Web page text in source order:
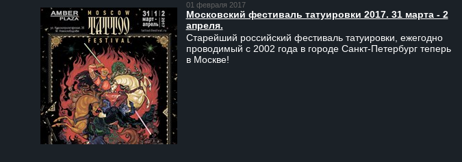
01 февраля 2017
Московский фестиваль татуировки 2017. 31 марта - 2
апреля.
Старейший российский фестиваль татуировки, ежегодно
проводимый с 2002 года в городе Санкт-Петербург теперь
в Москве!